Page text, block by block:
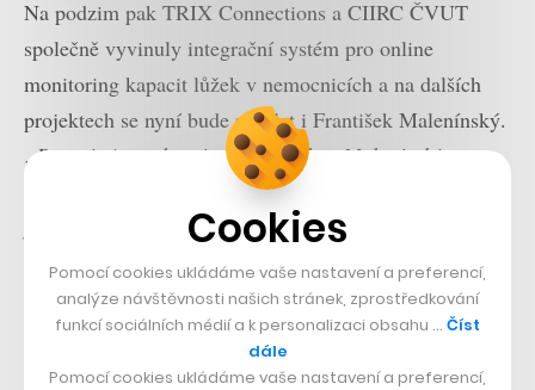
Na podzim pak TRIX Connections a CIIRC ČVUT
společně vyvinuly integrační systém pro online
monitoring kapacit lůžek v nemocnicích a na dalších
projektech se nyní bude podílet i František Malenínský.
„Pro nás je spolupráce s generálem Malenínským
velkou poctou. Vážíme si toho, že jsme svým přístupem,
plány a strategickým směřováním takovou osobnost
zaujali,“říká Vít Dočkal, prezident a jeden ze
zakladatelů spin-offu.
Cookies
Pomocí cookies ukládáme vaše nastavení a preferencí,
analýze návštěvnosti našich stránek, zprostředkování
funkcí sociálních médií a k personalizaci obsahu … Číst
dále
Pomocí cookies ukládáme vaše nastavení a preferencí,